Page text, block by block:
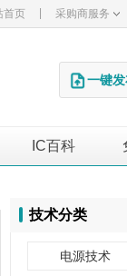
首页 采购商服务
一键
IC百科
技术分类
电源技术